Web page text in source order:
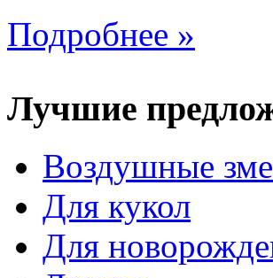
Подробнее »
Лучшие
Воздушные
Для кукол
Для